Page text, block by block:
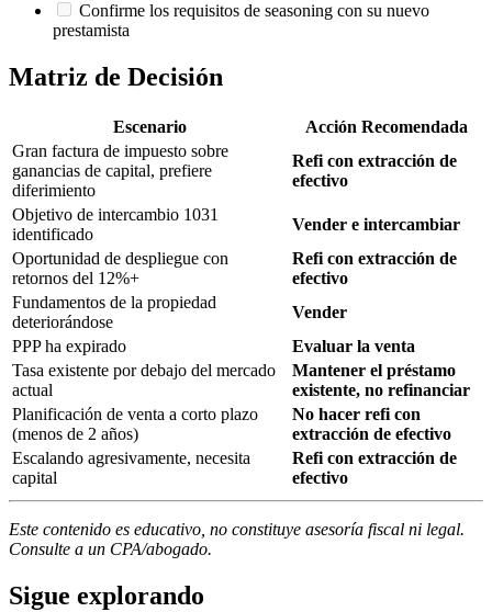
Confirme los requisitos de seasoning con su nuevo
prestamista
Matriz de Decisión
Escenario
Acción Recomendada
Gran factura de impuesto sobre
ganancias de capital, prefiere
diferimiento
Refi con extracción de
efectivo
Objetivo de intercambio 1031
identificado
Vender e intercambiar
Oportunidad de despliegue con
retornos del 12%+
Refi con extracción de
efectivo
Fundamentos de la propiedad
deteriorándose
Vender
PPP ha expirado
Evaluar la venta
Tasa existente por debajo del mercado
actual
Mantener el préstamo
existente, no refinanciar
Planificación de venta a corto plazo
(menos de 2 años)
No hacer refi con
extracción de efectivo
Escalando agresivamente, necesita
capital
Refi con extracción de
efectivo
Este contenido es educativo, no constituye asesoría fiscal ni legal.
Consulte a un CPA/abogado.
Sigue explorando